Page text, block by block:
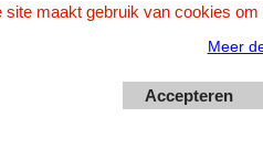
Webwinkel
ShopFactory
site maakt gebruik van cookies
Meer
Accepteren